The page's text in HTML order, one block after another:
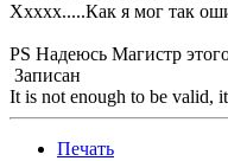
Ххххх.....Как я мог так
PS Надеюсь Магистр
Записан
It is not enough to be valid,
Печать